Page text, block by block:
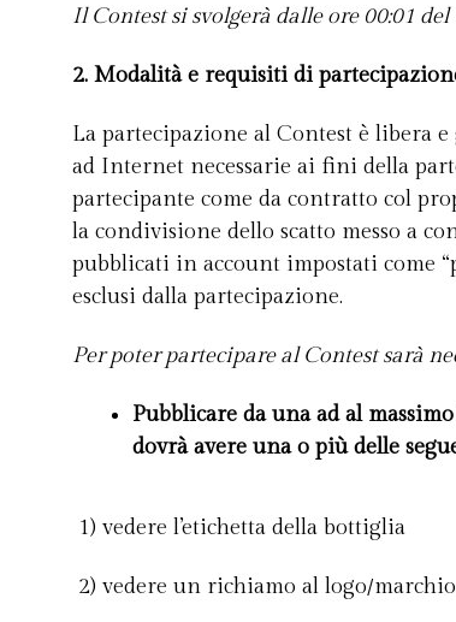
Il Contest si svolgerà dalle ore 00:01
2. Modalità e requisiti di
La partecipazione al Contest è libera
ad Internet necessarie ai fini della
partecipante come da contratto col
la condivisione dello scatto messo a
pubblicati in account impostati come
esclusi dalla partecipazione.
Per poter partecipare al Contest sarà
Pubblicare da una ad al
dovrà avere una o più delle
1) vedere l’etichetta della bottiglia
2) vedere un richiamo al logo/